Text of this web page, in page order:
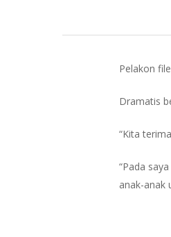
Pelakon
Dramatis
“Kita
“Pada
anak-anak